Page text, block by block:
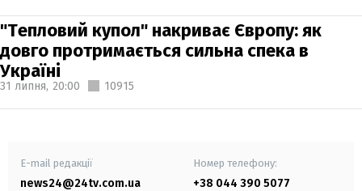
"Тепловий купол" накриває Європу: як
довго протримається сильна спека в
Україні
31 липня, 20:00 10915
E-mail редакції
news24@24tv.com.ua
Номер телефону:
+38 044 390 5077